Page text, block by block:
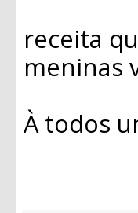
receita
meninas
À todos